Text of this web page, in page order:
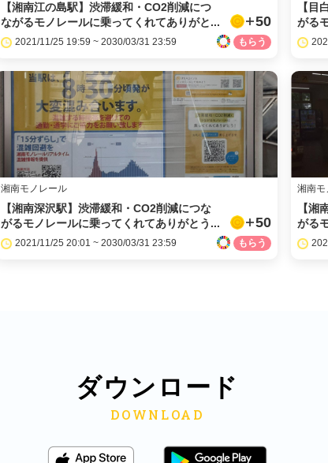
【湘南江の島駅】渋滞緩和・CO2削減につ
ながるモノレールに乗ってくれてありがと...
50
2021/11/25 19:59 ~ 2030/03/31 23:59
【目
がる
湘南モノレール
【湘南深沢駅】渋滞緩和・CO2削減につな
がるモノレールに乗ってくれてありがとう...
50
2021/11/25 20:01 ~ 2030/03/31 23:59
湘南モ
【湘
がる
ダウンロード